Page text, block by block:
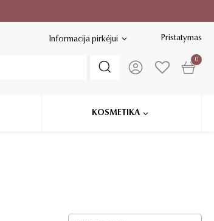
Informacija pirkėjui Pristatymas
0
KOSMETIKA